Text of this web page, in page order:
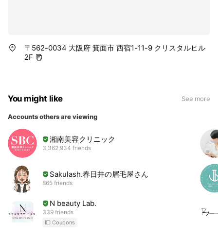
〒562-0034 大阪府 箕面市 西宿1-11-9 クリスタルヒル
2F
You might like See more
Accounts others are viewing
湘南美容クリニック
3,362,934 friends
Sakulash.春日井の眉毛屋さん
865 friends
N beauty Lab.
339 friends
Coupons